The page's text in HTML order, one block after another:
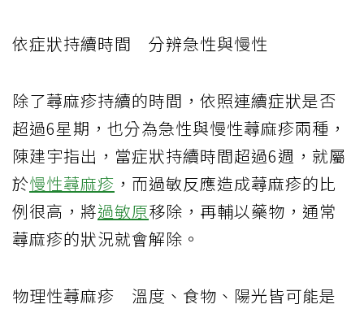
依症狀持續時間 分辨急性與慢性
除了蕁麻疹持續的時間，依照連續症狀是否
超過6星期，也分為急性與慢性蕁麻疹兩種，
陳建宇指出，當症狀持續時間超過6週，就屬
於慢性蕁麻疹 ，而過敏反應造成蕁麻疹的比
例很高，將過敏原移除，再輔以藥物，通常
蕁麻疹的狀況就會解除。
物理性蕁麻疹 溫度、食物、陽光皆可能是